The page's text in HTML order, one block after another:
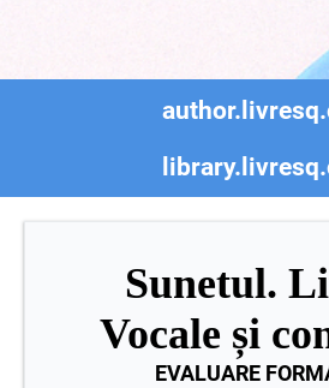
Sunetul.
Vocale și
EVALUARE